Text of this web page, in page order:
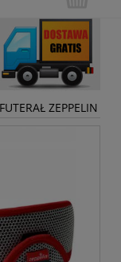
ZEPPELIN